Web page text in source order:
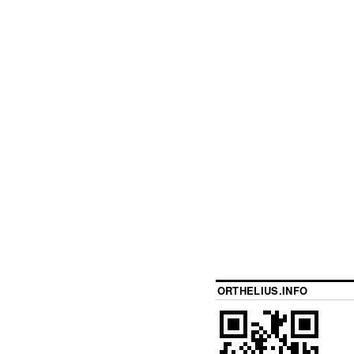
ORTHELIUS.INFO